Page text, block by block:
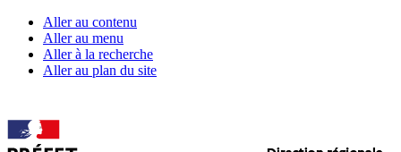
Aller au contenu
Aller au menu
Aller à la recherche
Aller au plan du site